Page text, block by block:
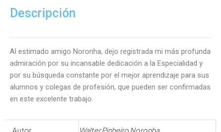
Descripción
Al estimado amigo Noronha, dejo registrada mi más profunda
admiración por su incansable dedicación a la Especialidad y
por su búsqueda constante por el mejor aprendizaje para sus
alumnos y colegas de profesión, que pueden ser confirmadas
en este excelente trabajo.
Autor Walter Pinheiro Noronha